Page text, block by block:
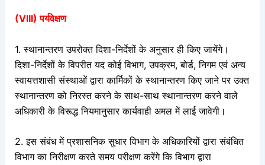
(VIII) पर्यवेक्षण
1. स्थानान्तरण उपरोक्त दिशा-निर्देशों के अनुसार ही किए जायेंगे।
दिशा-निर्देशों के विपरीत यद कोई विभाग, उपक्रम, बोर्ड, निगम एवं अन्य
स्वायत्तशासी संस्थाओं द्वारा कार्मिकों के स्थानान्तरण किए जाने पर उक्त
स्थानान्तरण को निरस्त करने के साथ-साथ स्थानान्तरण करने वाले
अधिकारीके विरूद्ध नियमानुसार कार्यवाही अमल में लाई जावेगी।
2. इस संबंध में प्रशासनिक सुधार विभाग के अधिकारियों द्वारा संबंधित
विभाग का निरीक्षण करते समय परीक्षण करेंगे कि विभाग द्वारा